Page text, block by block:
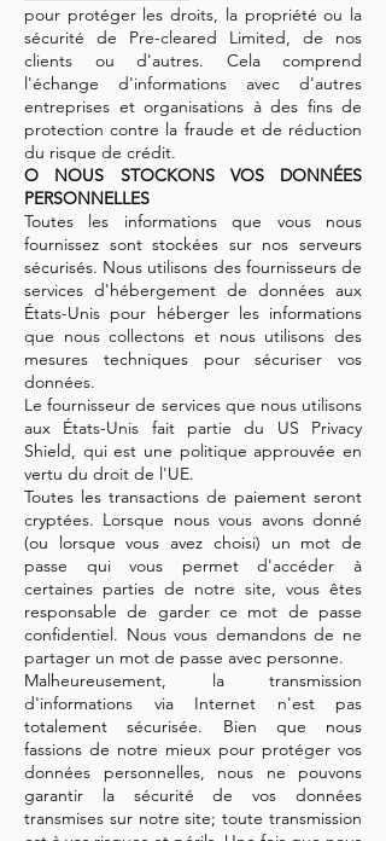
pour protéger les droits, la propriété ou la
sécurité de Pre-cleared Limited, de nos
clients ou d'autres. Cela comprend
l'échange d'informations avec d'autres
entreprises et organisations à des fins de
protection contre la fraude et de réduction
du risque de crédit.
O NOUS STOCKONS VOS DONNÉES
PERSONNELLES
Toutes les informations que vous nous
fournissez sont stockées sur nos serveurs
sécurisés. Nous utilisons des fournisseurs de
services d'hébergement de données aux
États-Unis pour héberger les informations
que nous collectons et nous utilisons des
mesures techniques pour sécuriser vos
données.
Le fournisseur de services que nous utilisons
aux États-Unis fait partie du US Privacy
Shield, qui est une politique approuvée en
vertu du droit de l'UE.
Toutes les transactions de paiement seront
cryptées. Lorsque nous vous avons donné
(ou lorsque vous avez choisi) un mot de
passe qui vous permet d'accéder à
certaines parties de notre site, vous êtes
responsable de garder ce mot de passe
confidentiel. Nous vous demandons de ne
partager un mot de passe avec personne.
Malheureusement, la transmission
d'informations via Internet n'est pas
totalement sécurisée. Bien que nous
fassions de notre mieux pour protéger vos
données personnelles, nous ne pouvons
garantir la sécurité de vos données
transmises sur notre site; toute transmission